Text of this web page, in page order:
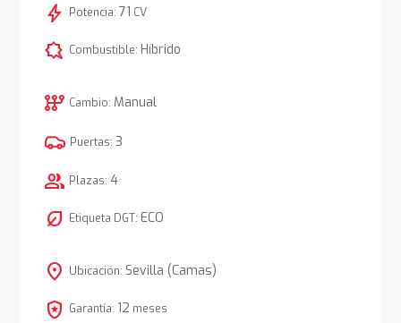
bolt Potencia: 71 CV
comic_bubble Combustible: Híbrido
auto_transmission Cambio: Manual
Puertas: 3
group Plazas: 4
nest_eco_leaf Etiqueta DGT: ECO
location_on Ubicación: Sevilla (Camas)
local_police Garantía: 12 meses